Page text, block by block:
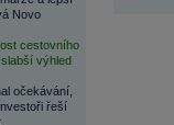
Novo
cestovního
výhled
očekávání,
řeší